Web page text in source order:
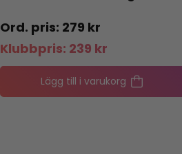
279 kr
Klubbpris: 239 kr
Lägg till i varukorg